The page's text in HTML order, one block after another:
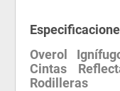
Overol
Cintas
Rodilleras